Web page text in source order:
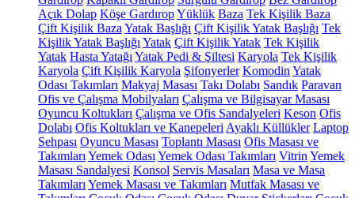
Açık Dolap Köşe GardıropYüklük Baza Tek Kişilik Baza
Çift Kişilik Baza Yatak Başlığı Çift Kişilik Yatak Başlığı Tek
Kişilik Yatak Başlığı Yatak Çift Kişilik Yatak Tek Kişilik
Yatak Hasta Yatağı Yatak Pedi & Şiltesi Karyola Tek Kişilik
Karyola Çift Kişilik Karyola Şifonyerler Komodin Yatak
Odası Takımları Makyaj Masası Takı Dolabı Sandık Paravan
Ofis ve Çalışma Mobilyaları Çalışma ve Bilgisayar Masası
Oyuncu Koltukları Çalışma ve Ofis Sandalyeleri Keson Ofis
Dolabı Ofis Koltukları ve Kanepeleri Ayaklı Küllükler Laptop
Sehpası Oyuncu Masası Toplantı Masası Ofis Masası ve
Takımları Yemek Odası Yemek Odası Takımları Vitrin Yemek
Masası Sandalyesi Konsol Servis Masaları Masa ve Masa
Takımları Yemek Masası ve Takımları Mutfak Masası ve